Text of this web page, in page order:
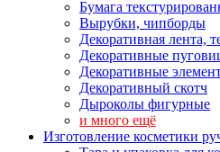
Бумага
Вырубки, чипборды
Декоративная лента,
Декоративные
Декоративные
Декоративный скотч
Дыроколы фигурные
и много ещё
Изготовление косметики